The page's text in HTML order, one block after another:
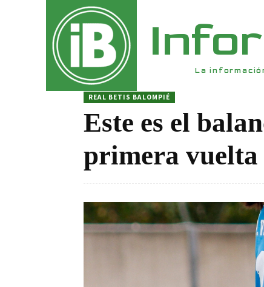
La
REAL BETIS BALOMPIÉ
Este es el
primera vuelta